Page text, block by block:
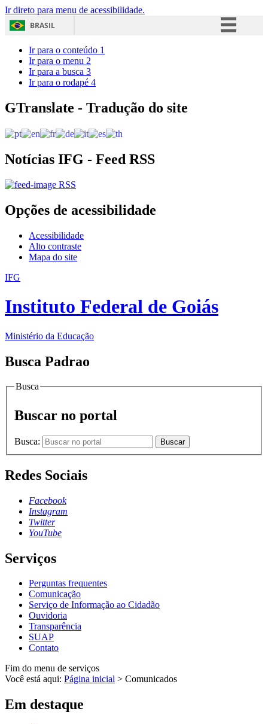
Ir direto para menu de acessibilidade.
BRASIL
Acesso à informação
Ir para o conteúdo 1
Ir para o menu 2
Ir para a busca 3
Ir para o rodapé 4
GTranslate - Tradução do site
Notícias IFG - Feed RSS
RSS
Opções de acessibilidade
Acessibilidade
Alto contraste
Mapa do site
IFG
Instituto Federal de Goiás
Ministério da Educação
Busca Padrao
Busca
Buscar no portal
Busca: Buscar
Redes Sociais
Facebook
Instagram
Twitter
YouTube
Serviços
Perguntas frequentes
Comunicação
Serviço de Informação ao Cidadão
Ouvidoria
Transparência
SUAP
Contato
Fim do menu de serviços
Você está aqui: Página inicial > Comunicados
Em destaque